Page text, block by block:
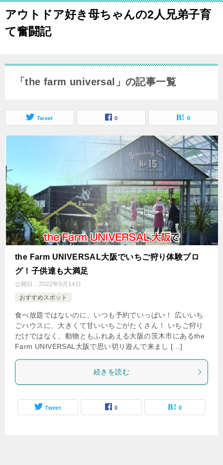
アウトドア好き母ちゃんの2人兄弟子育
て奮闘記
「the farm universal」の記事一覧
Tweet 0 0
the Farm UNIVERSAL大阪でいちご狩り体験ブロ
グ！子供達も大満足
公開日： 2022年5月14日
おすすめスポット
食べ放題ではないのに、いつも予約でいっぱい！ 広いいち
ごハウスに、大きくて甘いいちごがたくさん！ いちご狩り
だけではなく、動物ともふれあえる大阪の茨木市にあるthe
Farm UNIVERSAL大阪で思い切り遊んで来まし […]
続きを読む
Tweet 0 0